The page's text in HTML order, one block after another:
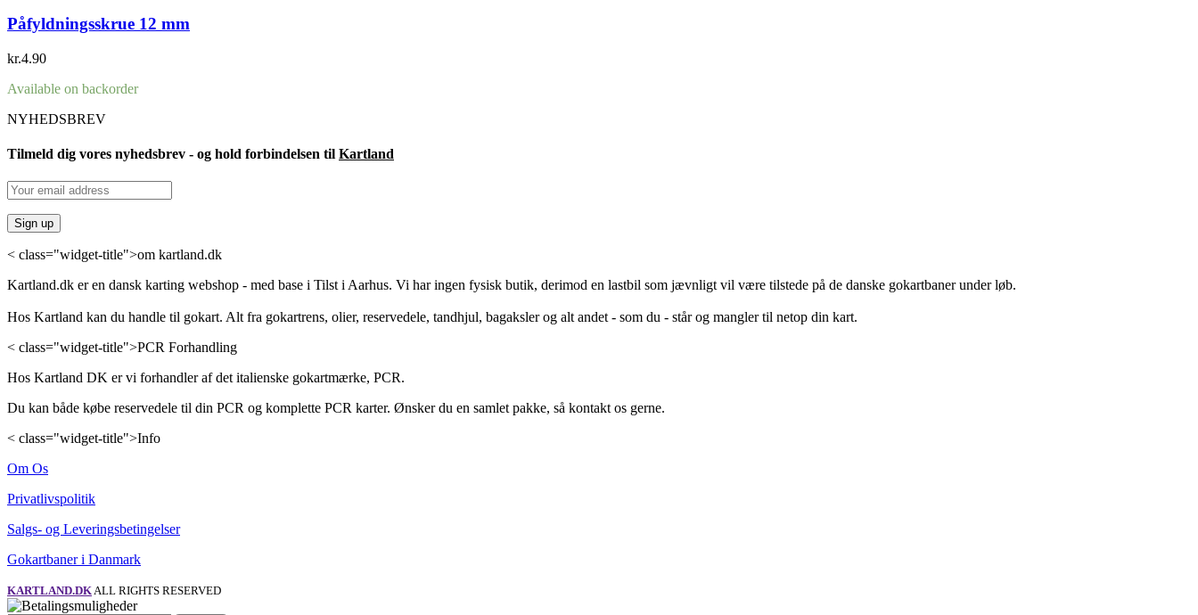
Påfyldningsskrue 12 mm
kr.4.90
Available on backorder
NYHEDSBREV
Tilmeld dig vores nyhedsbrev - og hold forbindelsen til Kartland
< class="widget-title">om kartland.dk
Kartland.dk er en dansk karting webshop - med base i Tilst i Aarhus. Vi har ingen fysisk butik, derimod en lastbil som jævnligt vil være tilstede på de danske gokartbaner under løb.
Hos Kartland kan du handle til gokart. Alt fra gokartrens, olier, reservedele, tandhjul, bagaksler og alt andet - som du - står og mangler til netop din kart.
< class="widget-title">PCR Forhandling
Hos Kartland DK er vi forhandler af det italienske gokartmærke, PCR.
Du kan både købe reservedele til din PCR og komplette PCR karter. Ønsker du en samlet pakke, så kontakt os gerne.
< class="widget-title">Info
Om Os
Privatlivspolitik
Salgs- og Leveringsbetingelser
Gokartbaner i Danmark
KARTLAND.DKALL RIGHTS RESERVED